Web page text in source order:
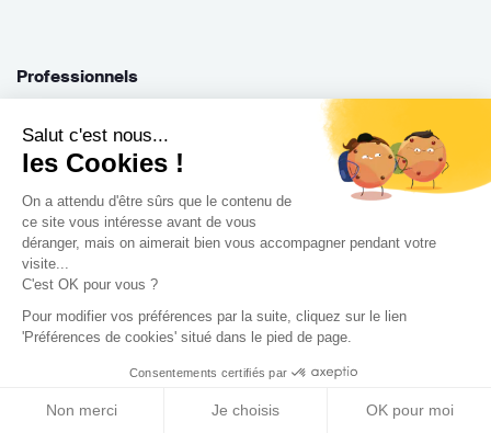
Salut c'est nous...
les Cookies !
On a attendu d'être sûrs que le contenu de
ce site vous intéresse avant de vous
déranger, mais on aimerait bien vous accompagner pendant votre
visite...
C'est OK pour vous ?
Pour modifier vos préférences par la suite, cliquez sur le lien
'Préférences de cookies' situé dans le pied de page.
Consentements certifiés par
Non merci Je choisis OK pour moi
Professionnels
Je suis une entreprise
Je suis un architecte d'intérieur
Je suis décorateur
Je suis un paysagiste
Je suis contractant général
Inscription pro
Parrainer ses entreprises